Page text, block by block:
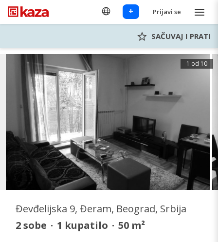
+ Prijavi se
SAČUVAJ I PRATI
1 od 10
Đevđelijska 9, Đeram, Beograd, Srbija
2sobe · 1 kupatilo · 50 m²